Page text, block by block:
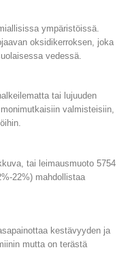
ympäristöissä.
oksidikerroksen, joka
vedessä.
tai lujuuden
valmisteisiin,
tai leimausmuoto 5754
22%) mahdollistaa
kestävyyden ja
mutta on terästä